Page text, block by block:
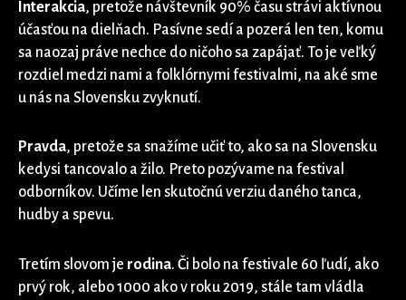
Interakcia, pretože návštevník 90% času strávi aktívnou
účasťou na dielňach. Pasívne sedí a pozerá len ten, komu
sa naozaj práve nechce do ničoho sa zapájať. To je veľký
rozdiel medzi nami a folklórnymi festivalmi, na aké sme
u nás na Slovensku zvyknutí.
Pravda, pretože sa snažíme učiť to, ako sa na Slovensku
kedysi tancovalo a žilo. Preto pozývame na festival
odborníkov. Učíme len skutočnú verziu daného tanca,
hudby a spevu.
Tretím slovom je rodina. Či bolo na festivale 60 ľudí, ako
prvý rok, alebo 1000 ako v roku 2019, stále tam vládla